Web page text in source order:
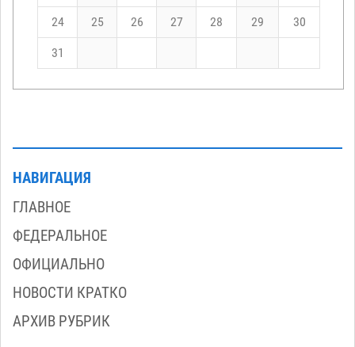
24 25 26 27 28 29 30
31
НАВИГАЦИЯ
ГЛАВНОЕ
ФЕДЕРАЛЬНОЕ
ОФИЦИАЛЬНО
НОВОСТИ КРАТКО
АРХИВ РУБРИК